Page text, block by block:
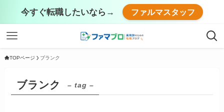
今すぐ転職したいなら→ ファルマスタッフ
TOPページ ブランク
ブランク – tag –